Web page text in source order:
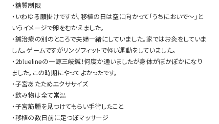
・糖質制限
・いわゆる願掛けですが、移植の日は空に向かって「うちにおいで～」と
いうイメージで卵をむかえました。
・鍼治療の別のところで夫婦一緒にしていました。家ではお灸をしていま
した。ゲームですがリングフィットで軽い運動をしていました。
・2bluelineの一源三岐鍼！何度か通いましたが身体がぽかぽかになり
ました。この時期にやってよかったです。
・子宮あたためエクササイズ
・飲み物は全て常温
・子宮筋腫を見つけてもらい手術したこと
・移植の数日前に足つぼマッサージ